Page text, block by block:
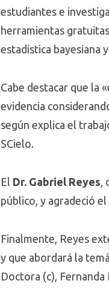
estudiantes e
herramientas
estadística bayesiana
Cabe destacar que la
evidencia
según explica el
SCielo.
El Dr. Gabriel Reyes,
público, y agradeció
Finalmente, Reyes
y que abordará la
Doctora (c), Fernanda